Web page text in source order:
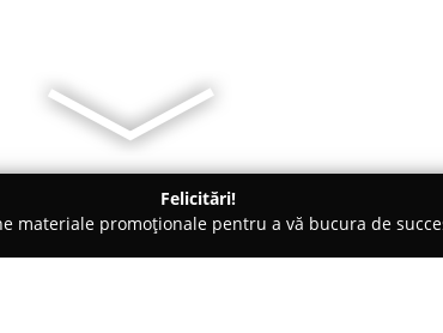
Felicitări!
materiale promoționale pentru a vă bucura de